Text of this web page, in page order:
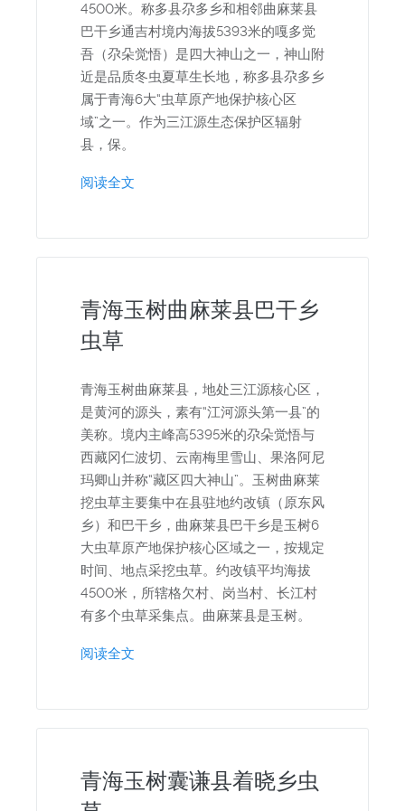
4500米。称多县尕多乡和相邻曲麻莱县
巴干乡通吉村境内海拔5393米的嘎多觉
吾（尕朵觉悟）是四大神山之一，神山附
近是品质冬虫夏草生长地，称多县尕多乡
属于青海6大“虫草原产地保护核心区
域”之一。作为三江源生态保护区辐射
县，保。
阅读全文
青海玉树曲麻莱县巴干乡
虫草
青海玉树曲麻莱县，地处三江源核心区，
是黄河的源头，素有“江河源头第一县”的
美称。境内主峰高5395米的尕朵觉悟与
西藏冈仁波切、云南梅里雪山、果洛阿尼
玛卿山并称“藏区四大神山”。玉树曲麻莱
挖虫草主要集中在县驻地约改镇（原东风
乡）和巴干乡，曲麻莱县巴干乡是玉树6
大虫草原产地保护核心区域之一，按规定
时间、地点采挖虫草。约改镇平均海拔
4500米，所辖格欠村、岗当村、长江村
有多个虫草采集点。曲麻莱县是玉树。
阅读全文
青海玉树囊谦县着晓乡虫